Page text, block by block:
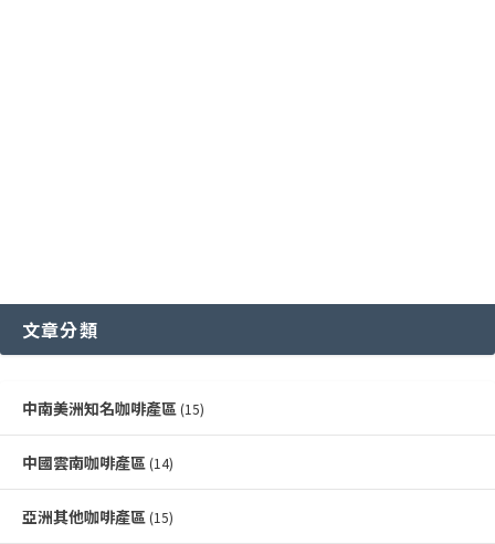
文章分類
中南美洲知名咖啡產區 (15)
中國雲南咖啡產區 (14)
亞洲其他咖啡產區 (15)